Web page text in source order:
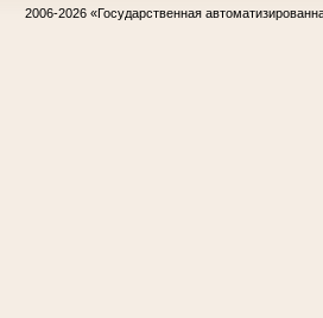
2006-2026 «Государственная